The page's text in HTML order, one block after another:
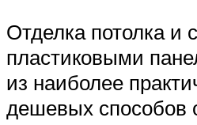
Отделка потолка и
пластиковыми
из наиболее
дешевых способов